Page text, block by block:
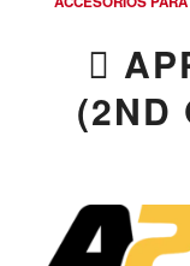

(2ND